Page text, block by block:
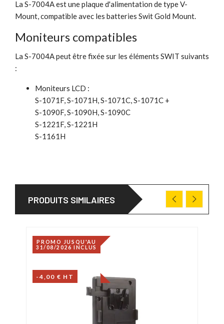
La S-7004A est une plaque d'alimentation de typeV-
Mount , compatible avec les batteries Swit Gold Mount.
Moniteurs compatibles
La S-7004A peut être fixée sur les éléments SWIT suivants
:
Moniteurs LCD :
S-1071F, S-1071H, S-1071C, S-1071C +
S-1090F, S-1090H, S-1090C
S-1221F, S-1221H
S-1161H
PRODUITS SIMILAIRES
PROMO JUSQU'AU
31/08/2026 INCLUS
-4,00 € HT